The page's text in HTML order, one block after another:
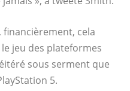
cela
jeu des plateformes
sous serment que
5.